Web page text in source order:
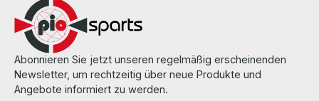
Abonnieren Sie jetzt unseren regelmäßig erscheinenden
Newsletter, um rechtzeitig über neue Produkte und
Angebote informiert zu werden.